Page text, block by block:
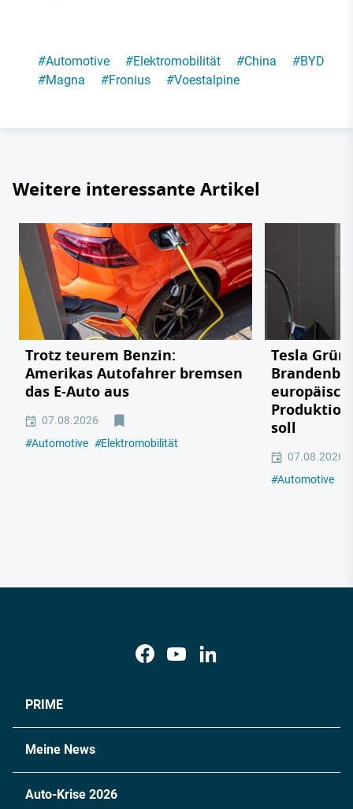
#Automotive #Elektromobilität #China #BYD
#Magna #Fronius #Voestalpine
Weitere interessante Artikel
Trotz teurem Benzin:
Amerikas Autofahrer bremsen
das E-Auto aus
07.08.2026
#Automotive #Elektromobilität
Tesla
soll
07.08.2026
#Automotive
PRIME
Meine News
Auto-Krise 2026